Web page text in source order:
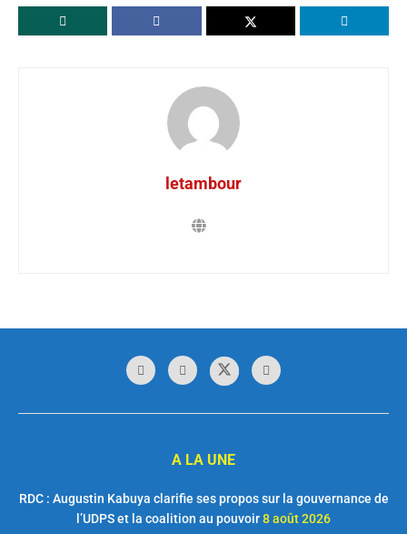
letambour
A LA UNE
RDC : Augustin Kabuya clarifie ses propos sur la gouvernance de
l’UDPS et la coalition au pouvoir8 août 2026